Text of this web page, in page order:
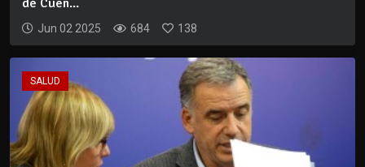
de Cuen...
Jun 02 2025 684 138
SALUD